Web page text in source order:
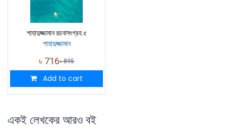
শাহাদুজ্জামান রচনাসংগ্রহ ৫
শাহাদুজ্জামান
৳ 716৳895
Add to cart
একই লেখকের আরও বই